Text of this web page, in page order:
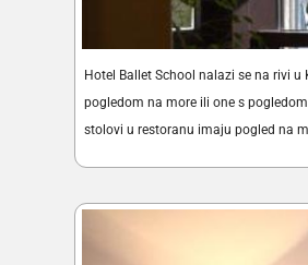
Hotel Ballet School nalazi se na rivi
pogledom na more ili one s
stolovi u restoranu imaju pogled na